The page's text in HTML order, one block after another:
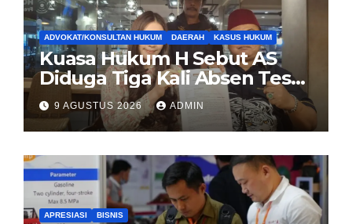
ADVOKAT/KONSULTAN HUKUM DAERAH KASUS HUKUM
Kuasa Hukum H Sebut AS
Diduga Tiga Kali Absen Tes
DNA, Minta Proses Hukum
Dibuka Secara Terang
9 AGUSTUS 2026 ADMIN
APRESIASI BISNIS